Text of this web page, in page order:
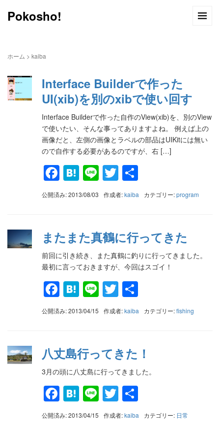
Pokosho!
ホーム > kaiba
Interface Builderで作った
UI(xib)を別のxibで使い回す
Interface Builderで作った自作のView(xib)を、別のView
で使いたい、そんな事ってありますよね。 例えば上の
画像だと、左側の画像とラベルの部品はUIKitには無い
ので自作する必要があるのですが、右 […]
Facebook
Hatena
LineTwitter
有
公開済み: 2013/08/03 作成者:kaiba カテゴリー:program
またまた真鶴に行ってきた
前回に引き続き、また真鶴に釣りに行ってきました。
最初に言っておきますが、今回はスゴイ！
Facebook
Hatena
LineTwitter
有
公開済み: 2013/04/15 作成者:kaiba カテゴリー:fishing
八丈島行ってきた！
3月の頭に八丈島に行ってきました。
Facebook
Hatena
LineTwitter
有
公開済み: 2013/04/15 作成者:kaiba カテゴリー: 日常